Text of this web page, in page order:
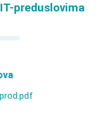
preduslovima